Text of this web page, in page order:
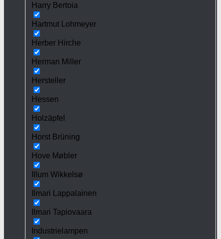
Harry Bertoia
Hartmut Lohmeyer
Herber Hirche
Herman Miller
Hersteller
Hessen
Holzäpfel
Horst Brüning
Hove Møbler
Illum Wikkelsø
Ilmari Lappalainen
Ilmari Tapiovaara
Industrielampen